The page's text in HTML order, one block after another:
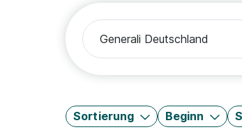
Sortierung Beginn